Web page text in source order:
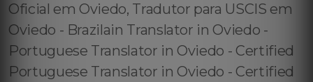
Oficial em Oviedo, Tradutor para USCIS em
Oviedo - Brazilain Translator in Oviedo -
Portuguese Translator in Oviedo - Certified
Portuguese Translator in Oviedo - Certified